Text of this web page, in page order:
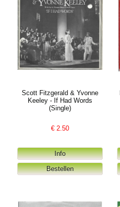
Scott Fitzgerald & Yvonne
Keeley - If Had Words
(Single)
€ 2.50